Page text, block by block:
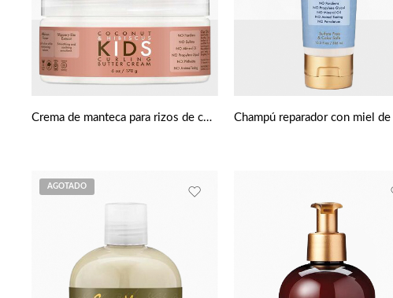
Crema de manteca para rizos de coco e hibisco para niños de Shea Moisture
AGOTADO